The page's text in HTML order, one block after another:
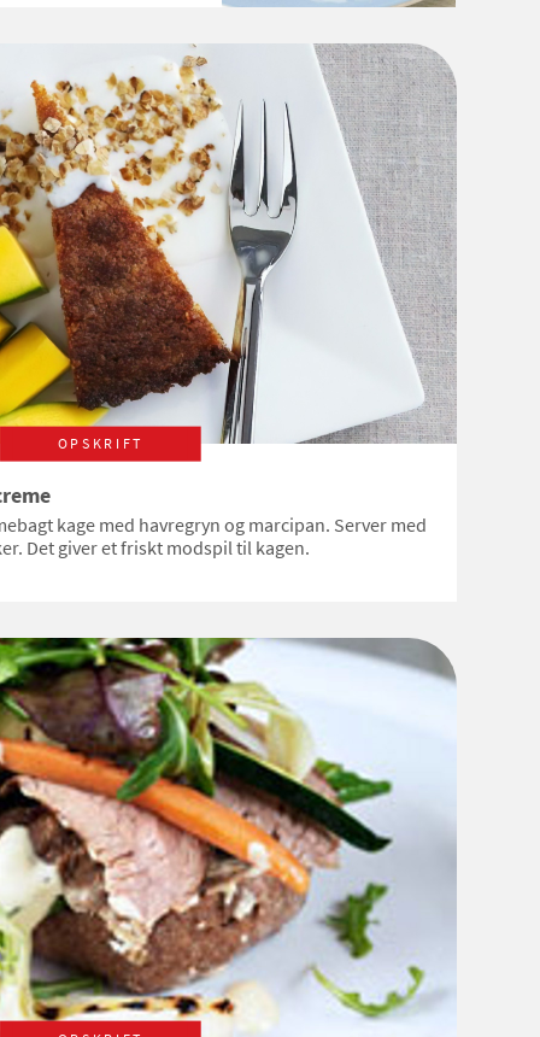
OPSKRIFT
kage med havregryn og marcipan. Server med
Det giver et friskt modspil til kagen.